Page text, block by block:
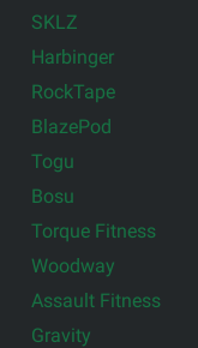
SKLZ
Harbinger
RockTape
BlazePod
Togu
Bosu
Torque Fitness
Woodway
Assault Fitness
Gravity